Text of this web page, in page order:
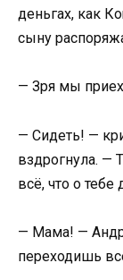
деньгах, как
сыну
— Зря мы
— Сидеть! —
вздрогнула. —
всё, что о тебе
— Мама! —
переходишь